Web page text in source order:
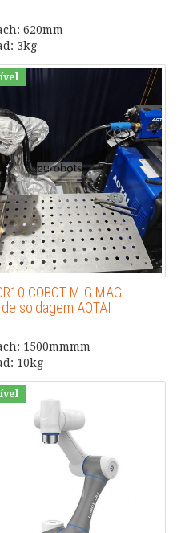
620mm
3kg
COBOT MIG MAG
soldagem AOTAI
1500mmmm
10kg